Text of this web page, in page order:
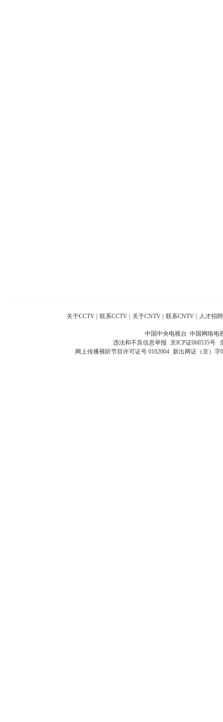
关于CCTV 联系CCTV 关于CNTV 联系CNTV 人才招聘
中国中央电视台 中国网络电
违法和不良信息举报 京ICP证060535号
网上传播视听节目许可证号 0102004 新出网证（京）